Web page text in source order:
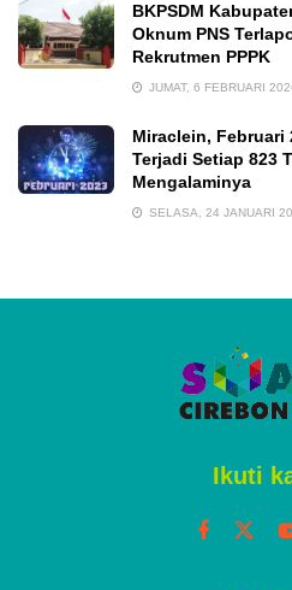
BKPSDM
Oknum PNS
Rekrutmen PPPK
JUMAT, 6 FEBRUARI
Miraclein, Februari
Terjadi Setiap 823
Mengalaminya
SELASA, 24 JANUARI
Ikuti